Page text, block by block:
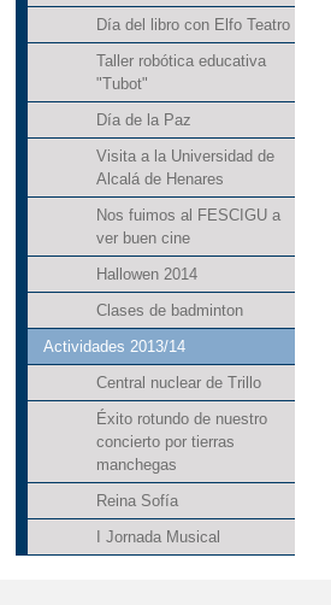
Día del libro con Elfo Teatro
Taller robótica educativa
"Tubot"
Día de la Paz
Visita a la Universidad de
Alcalá de Henares
Nos fuimos al FESCIGU a
ver buen cine
Hallowen 2014
Clases de badminton
Actividades 2013/14
Central nuclear de Trillo
Éxito rotundo de nuestro
concierto por tierras
manchegas
Reina Sofía
I Jornada Musical